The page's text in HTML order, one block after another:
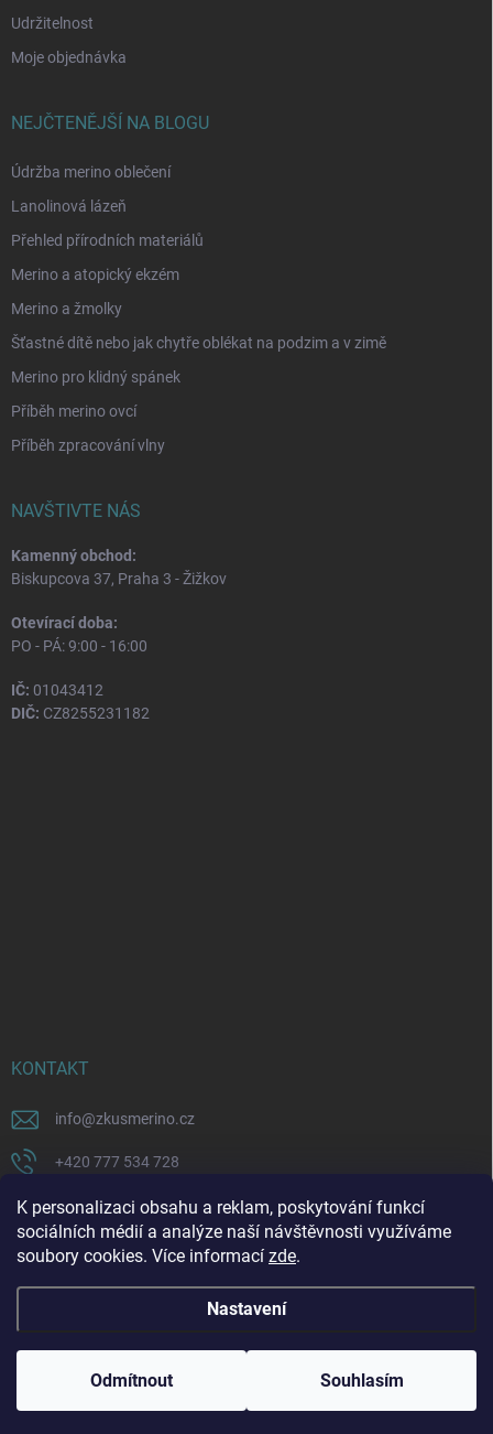
K personalizaci obsahu a reklam, poskytování funkcí
sociálních médií a analýze naší návštěvnosti využíváme
soubory cookies. Více informací zde.
Nastavení
Odmítnout Souhlasím
Udržitelnost
Moje objednávka
NEJČTENĚJŠÍ NA BLOGU
Údržba merino oblečení
Lanolinová lázeň
Přehled přírodních materiálů
Merino a atopický ekzém
Merino a žmolky
Šťastné dítě nebo jak chytře oblékat na podzim a v zimě
Merino pro klidný spánek
Příběh merino ovcí
Příběh zpracování vlny
NAVŠTIVTE NÁS
Kamenný obchod:
Biskupcova 37, Praha 3 - Žižkov
Otevírací doba:
PO - PÁ: 9:00 - 16:00
IČ: 01043412
DIČ: CZ8255231182
KONTAKT
info@zkusmerino.cz
+420 777 534 728
https://www.facebook.com/zkusmerino/
zkusmerino.cz
Vytvořil Shoptet
Copyright 2026ZKUSMERINO. Všechna práva vyhrazena.Upravit nastavení